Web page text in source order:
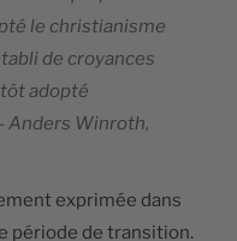
le christianisme
de croyances
adopté
Anders Winroth,
exprimée dans
période de transition.